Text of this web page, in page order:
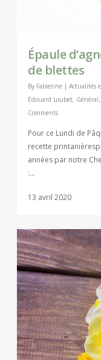
Épaule
de blettes
By Fabienne | Actualités
Edouard Loubet, Général,
Comments
Pour ce Lundi de
recette
années par notre
:…
13 avril 2020